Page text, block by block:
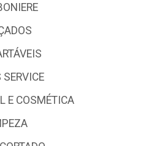
SERVICE
E COSMÉTICA